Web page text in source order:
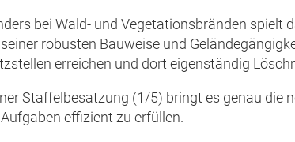
bei Wald- und Vegetationsbränden spielt
robusten Bauweise und
erreichen und dort eigenständig
Staffelbesatzung (1/5) bringt es genau die
effizient zu erfüllen.